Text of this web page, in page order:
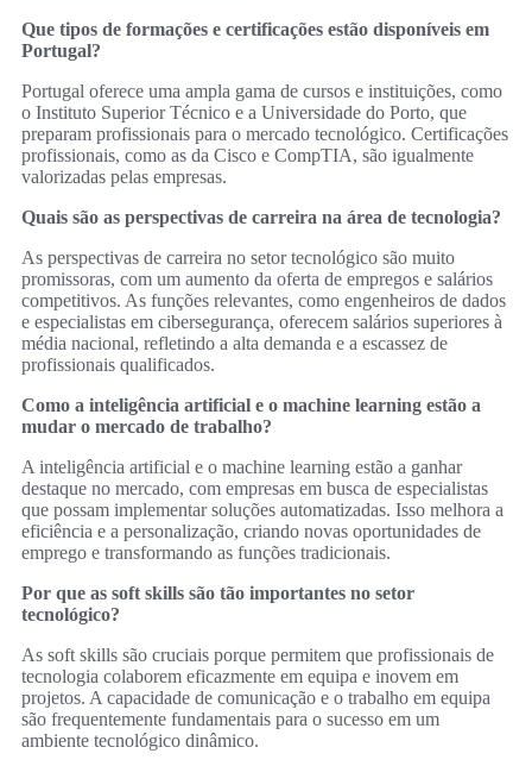
Que tipos de formações e certificações estão disponíveis em
Portugal?
Portugal oferece uma ampla gama de cursos e instituições, como
o Instituto Superior Técnico e a Universidade do Porto, que
preparam profissionais para o mercado tecnológico. Certificações
profissionais, como as da Cisco e CompTIA, são igualmente
valorizadas pelas empresas.
Quais são as perspectivas de carreira na área de tecnologia?
As perspectivas de carreira no setor tecnológico são muito
promissoras, com um aumento da oferta de empregos e salários
competitivos. As funções relevantes, como engenheiros de dados
e especialistas em cibersegurança, oferecem salários superiores à
média nacional, refletindo a alta demanda e a escassez de
profissionais qualificados.
Como a inteligência artificial e o machine learning estão a
mudar o mercado de trabalho?
A inteligência artificial e o machine learning estão a ganhar
destaque no mercado, com empresas em busca de especialistas
que possam implementar soluções automatizadas. Isso melhora a
eficiência e a personalização, criando novas oportunidades de
emprego e transformando as funções tradicionais.
Por que as soft skills são tão importantes no setor
tecnológico?
As soft skills são cruciais porque permitem que profissionais de
tecnologia colaborem eficazmente em equipa e inovem em
projetos. A capacidade de comunicação e o trabalho em equipa
são frequentemente fundamentais para o sucesso em um
ambiente tecnológico dinâmico.